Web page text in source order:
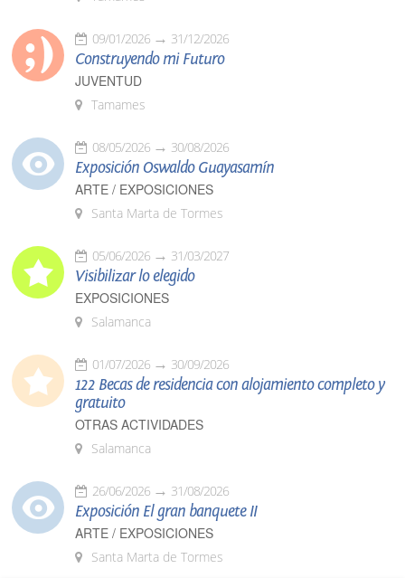
09/01/2026 31/12/2026
Construyendo mi Futuro
JUVENTUD
Tamames
08/05/2026 30/08/2026
Exposición Oswaldo Guayasamín
ARTE / EXPOSICIONES
Santa Marta de Tormes
05/06/2026 31/03/2027
Visibilizar lo elegido
EXPOSICIONES
Salamanca
01/07/2026 30/09/2026
122 Becas de residencia con alojamiento completo y
gratuito
OTRAS ACTIVIDADES
Salamanca
26/06/2026 31/08/2026
Exposición El gran banquete II
ARTE / EXPOSICIONES
Santa Marta de Tormes